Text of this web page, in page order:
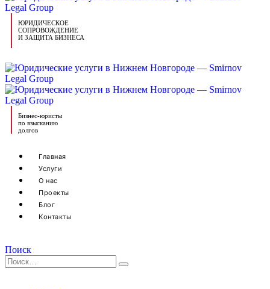
ЮРИДИЧЕСКОЕ
СОПРОВОЖДЕНИЕ
И ЗАЩИТА БИЗНЕСА
Бизнес-юристы
по взысканию
долгов
Главная
Услуги
О нас
Проекты
Блог
Контакты
Поиск